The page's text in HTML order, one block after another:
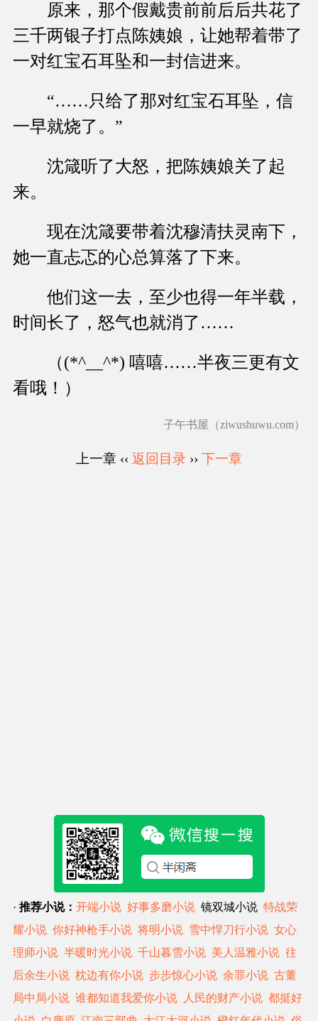
原来，那个假戴贵前前后后共花了
三千两银子打点陈姨娘，让她帮着带了
一对红宝石耳坠和一封信进来。
“……只给了那对红宝石耳坠，信
一早就烧了。”
沈箴听了大怒，把陈姨娘关了起
来。
现在沈箴要带着沈穆清扶灵南下，
她一直忐忑的心总算落了下来。
他们这一去，至少也得一年半载，
时间长了，怒气也就消了……
（(*^__^*) 嘻嘻……半夜三更有文
看哦！）
子午书屋（ziwushuwu.com）
上一章 ‹‹ 返回目录 ›› 下一章
· 推荐小说： 开端小说 好事多磨小说 镜双城小说 特战荣
耀小说 你好神枪手小说 将明小说 雪中悍刀行小说 女心
理师小说 半暖时光小说 千山暮雪小说 美人温雅小说 往
后余生小说 枕边有你小说 步步惊心小说 余罪小说 古董
局中局小说 谁都知道我爱你小说 人民的财产小说 都挺好